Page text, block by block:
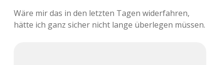
Wäre mir das in den letzten Tagen widerfahren,
hätte ich ganz sicher nicht lange überlegen müssen.